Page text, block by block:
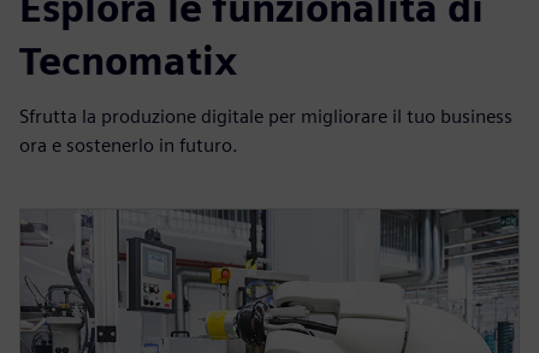
Tecnomatix
Sfrutta la produzione digitale per migliorare il tuo business
ora e sostenerlo in futuro.